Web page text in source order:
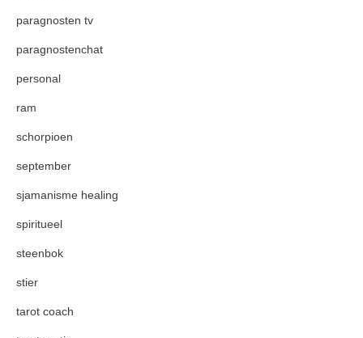
paragnosten tv
paragnostenchat
personal
ram
schorpioen
september
sjamanisme healing
spiritueel
steenbok
stier
tarot coach